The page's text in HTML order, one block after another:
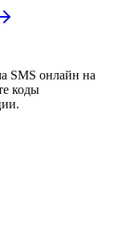
SMS онлайн на
коды